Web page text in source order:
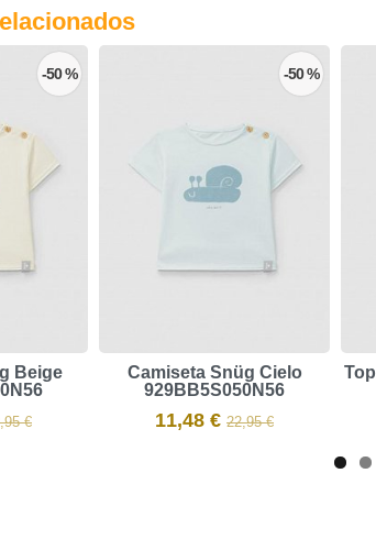
-50 %
​Beige
€
-50 %
Camiseta Snüg ​Cielo
929BB5S050N56
11,48 € 22,95 €